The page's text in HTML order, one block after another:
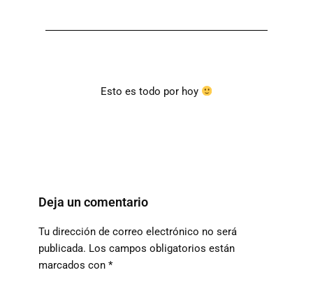
Esto es todo por hoy
Deja un comentario
Tu dirección de correo electrónico no será
publicada. Los campos obligatorios están
marcados con *